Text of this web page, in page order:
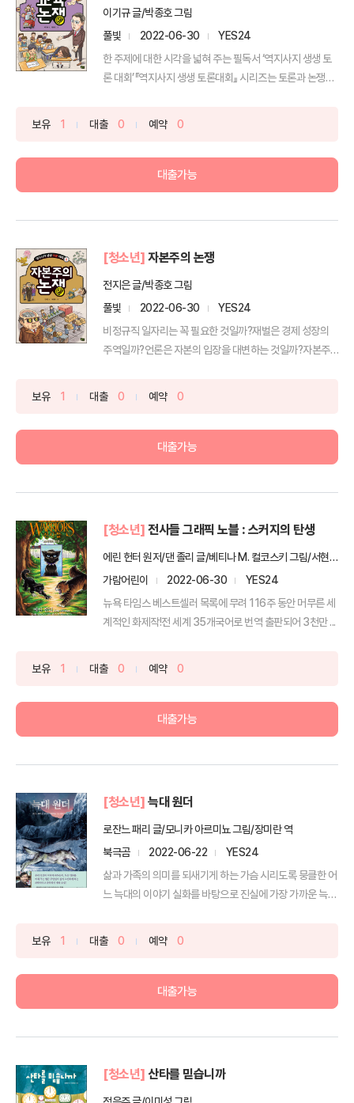
이기규 글/박종호 그림
풀빛
2022-06-30
YES24
한 주제에 대한 시각을 넓혀 주는 필독서 ‘역지사지 생생 토
론 대회’『역지사지 생생 토론대회』 시리즈는 토론과 논쟁
보유 1 대출 0 예약 0
대출가능
[청소년] 자본주의 논쟁
전지은 글/박종호 그림
풀빛
2022-06-30
YES24
비정규직 일자리는 꼭 필요한 것일까?재벌은 경제 성장의
주역일까?언론은 자본의 입장을 대변하는 것일까?자본주
보유 1 대출 0 예약 0
대출가능
[청소년] 전사들 그래픽 노블 : 스커지의 탄생
에린 헌터 원저/댄 졸리 글/베티나 M. 컬코스키 그림/서현정 역
가람어린이
2022-06-30
YES24
뉴욕 타임스 베스트셀러 목록에 무려 116주 동안 머무른 세
계적인 화제작!전 세계 35개국어로 번역 출판되어 3천만 ...
보유 1 대출 0 예약 0
대출가능
[청소년] 늑대 원더
로잔느 패리 글/모니카 아르미뇨 그림/장미란 역
북극곰
2022-06-22
YES24
삶과 가족의 의미를 되새기게 하는 가슴 시리도록 뭉클한 어
느 늑대의 이야기 실화를 바탕으로 진실에 가장 가까운 늑
보유 1 대출 0 예약 0
대출가능
[청소년] 산타를 믿습니까